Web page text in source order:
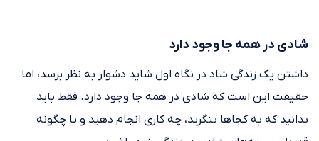
شادی در همه جا وجود دارد
داشتن یک زندگی شاد در نگاه اول شاید دشوار به نظر برسد، اما
حقیقت این است که شادی در همه جا وجود دارد. فقط باید
بدانید که به کجاها بنگرید، چه کاری انجام دهید و یا چگونه